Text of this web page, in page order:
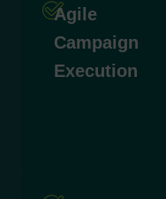
Agile
Campaign
Execution